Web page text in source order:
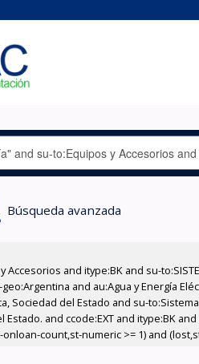
Búsqueda avanzada
and itype:BK and su-
and au:Agua y Energía
Sociedad del Estado and su-
and ccode:EXT and itype:BK
count,st-numeric >= 1) and